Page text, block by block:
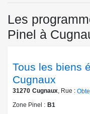
Les
Pinel à
Tous les biens
Cugnaux
31270 Cugnaux , Rue :
Zone Pinel
B1